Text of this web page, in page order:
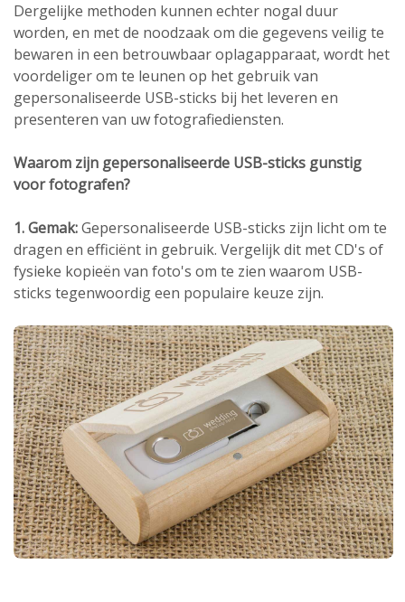
Dergelijke methoden kunnen echter nogal duur
worden, en met de noodzaak om die gegevens veilig te
bewaren in een betrouwbaar oplagapparaat, wordt het
voordeliger om te leunen op het gebruik van
gepersonaliseerde USB-sticks bij het leveren en
presenteren van uw fotografiediensten.
Waarom zijn gepersonaliseerde USB-sticks gunstig
voor fotografen?
1. Gemak:Gepersonaliseerde USB-sticks zijn licht om te
dragen en efficiënt in gebruik. Vergelijk dit met CD's of
fysieke kopieën van foto's om te zien waarom USB-
sticks tegenwoordig een populaire keuze zijn.